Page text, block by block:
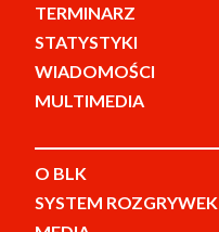
TERMINARZ
STATYSTYKI
WIADOMOŚCI
MULTIMEDIA
O BLK
SYSTEM ROZGRYWEK